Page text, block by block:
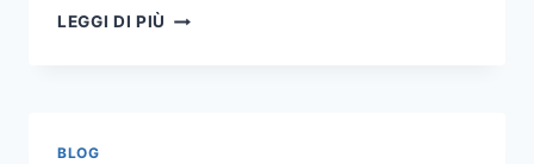
LEGGI DI PIÙ COME
BLOG